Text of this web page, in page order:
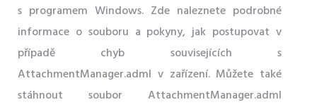
s ​​programem Windows. Zde naleznete podrobné
informace o souboru a pokyny, jak postupovat v
případě chyb souvisejících s
AttachmentManager.adml v zařízení. Můžete také
stáhnout soubor AttachmentManager.adml